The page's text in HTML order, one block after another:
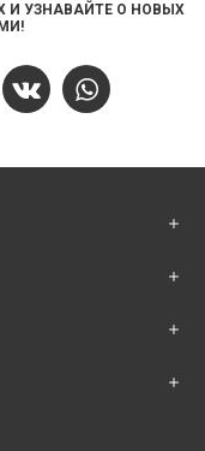
И УЗНАВАЙТЕ О НОВЫХ